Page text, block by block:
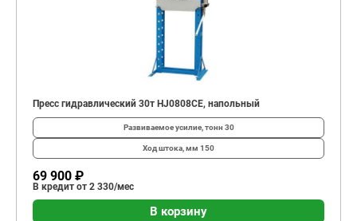
Пресс гидравлический 30т HJ0808CE, напольный
Развиваемое усилие, тонн 30
Ход штока, мм 150
69 900 ₽
В кредит от 2 330/мес
В корзину